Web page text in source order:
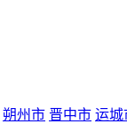
朔州市 晋中市 运城